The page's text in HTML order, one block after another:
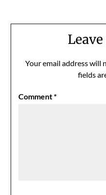
Your email address will
fields
Comment*